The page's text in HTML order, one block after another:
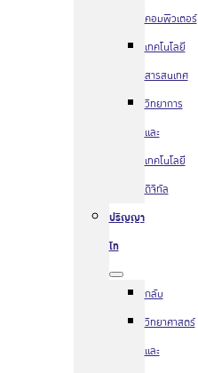
คอมพิวเตอร์
เทคโนโลยี
สารสนเทศ
วิทยาการ
และ
เทคโนโลยี
ดิจิทัล
ปริญญา
โท
กลับ
วิทยาศาสตร์
และ